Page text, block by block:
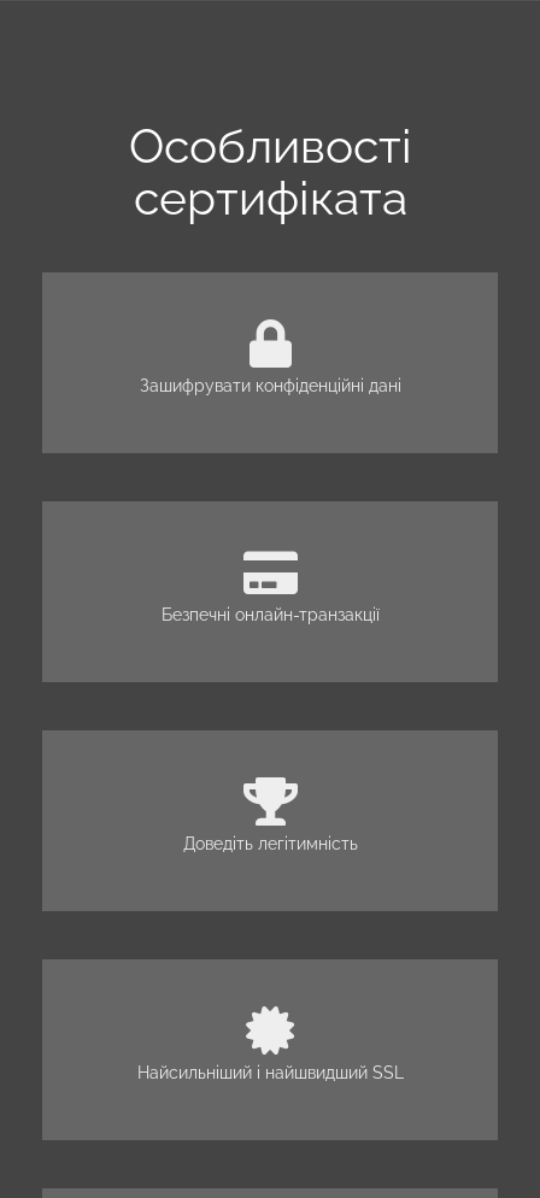
Особливості
сертифіката
Зашифрувати конфіденційні дані
Безпечні онлайн-транзакції
Доведіть легітимність
Найсильніший і найшвидший SSL